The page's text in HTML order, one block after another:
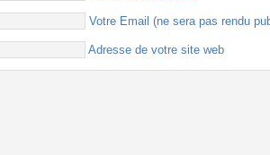
Votre Email (ne sera pas rendu
Adresse de votre site web